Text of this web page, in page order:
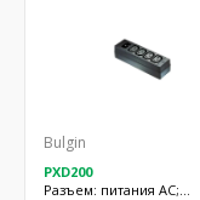
Bulgin
PXD200
Разъем: питания AC;